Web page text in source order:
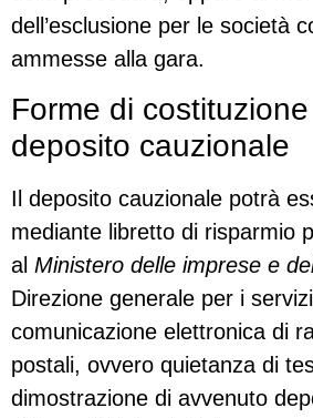
dell’esclusione per le società
ammesse alla gara.
Forme di costituzione
deposito cauzionale
Il deposito cauzionale potrà
mediante libretto di risparmio
al Ministero delle imprese e
Direzione generale per i
comunicazione elettronica di
postali, ovvero quietanza di
dimostrazione di avvenuto